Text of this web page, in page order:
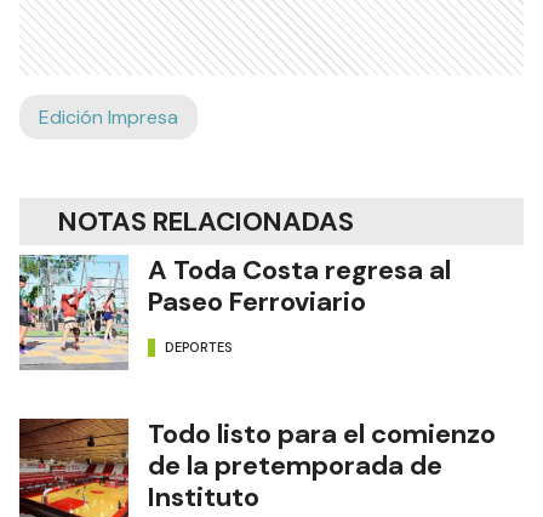
Edición Impresa
NOTAS RELACIONADAS
A Toda Costa regresa al
Paseo Ferroviario
DEPORTES
Todo listo para el comienzo
de la pretemporada de
Instituto